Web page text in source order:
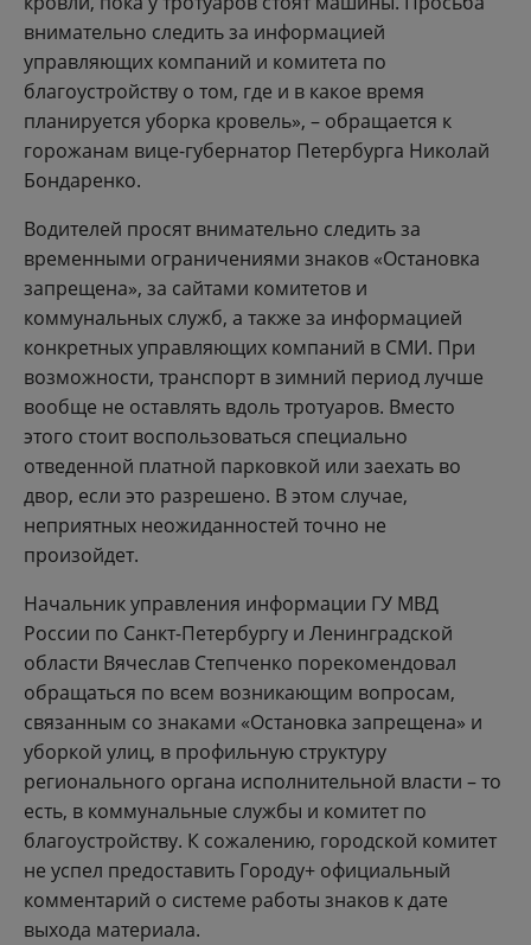
внимательно следить за информацией
управляющих компаний и комитета по
благоустройству о том, где и в какое время
планируется уборка кровель», – обращается к
горожанам вице-губернатор Петербурга Николай
Бондаренко.
Водителей просят внимательно следить за
временными ограничениями знаков «Остановка
запрещена», за сайтами комитетов и
коммунальных служб, а также за информацией
конкретных управляющих компаний в СМИ. При
возможности, транспорт в зимний период лучше
вообще не оставлять вдоль тротуаров. Вместо
этого стоит воспользоваться специально
отведенной платной парковкой или заехать во
двор, если это разрешено. В этом случае,
неприятных неожиданностей точно не
произойдет.
Начальник управления информации ГУ МВД
России по Санкт-Петербургу и Ленинградской
области Вячеслав Степченко порекомендовал
обращаться по всем возникающим вопросам,
связанным со знаками «Остановка запрещена» и
уборкой улиц, в профильную структуру
регионального органа исполнительной власти – то
есть, в коммунальные службы и комитет по
благоустройству. К сожалению, городской комитет
не успел предоставить Городу+ официальный
комментарий о системе работы знаков к дате
выхода материала.